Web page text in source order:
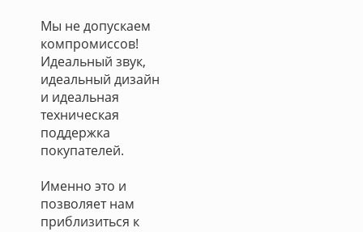
Мы не допускаем
компромиссов!
Идеальный звук,
идеальный дизайн
и идеальная
техническая
поддержка
покупателей.
Именно это и
позволяет нам
приблизиться к